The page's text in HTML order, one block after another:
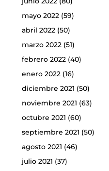
mayo 2022(59)
abril 2022(50)
marzo 2022(51)
febrero 2022(40)
enero 2022(16)
diciembre 2021 (50)
noviembre 2021 (63)
octubre 2021 (60)
septiembre 2021 (50)
agosto 2021 (46)
julio 2021 (37)